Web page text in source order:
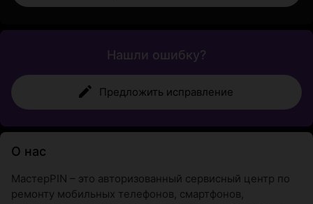
Нашли ошибку?
Предложить исправление
О нас
МастерPIN – это авторизованный сервисный центр по
ремонту мобильных телефонов, смартфонов,